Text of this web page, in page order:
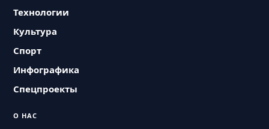
Технологии
Культура
Спорт
Инфографика
Спецпроекты
О НАС